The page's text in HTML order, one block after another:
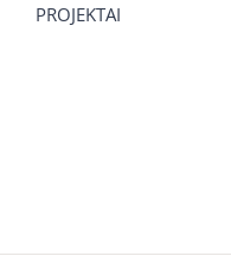
PROJEKTAI